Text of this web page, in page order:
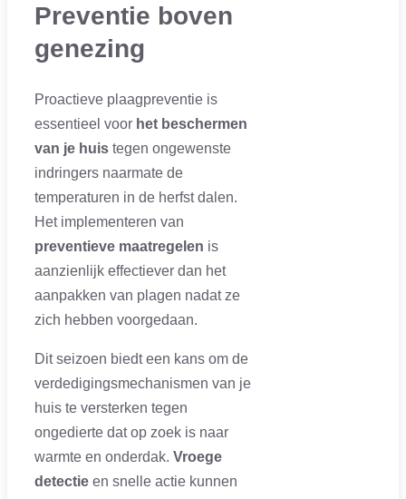
Preventie boven
genezing
Proactieve plaagpreventie is
essentieel voor het beschermen
van je huis tegen ongewenste
indringers naarmate de
temperaturen in de herfst dalen.
Het implementeren van
preventieve maatregelen is
aanzienlijk effectiever dan het
aanpakken van plagen nadat ze
zich hebben voorgedaan.
Dit seizoen biedt een kans om de
verdedigingsmechanismen van je
huis te versterken tegen
ongedierte dat op zoek is naar
warmte en onderdak. Vroege
detectie en snelle actie kunnen